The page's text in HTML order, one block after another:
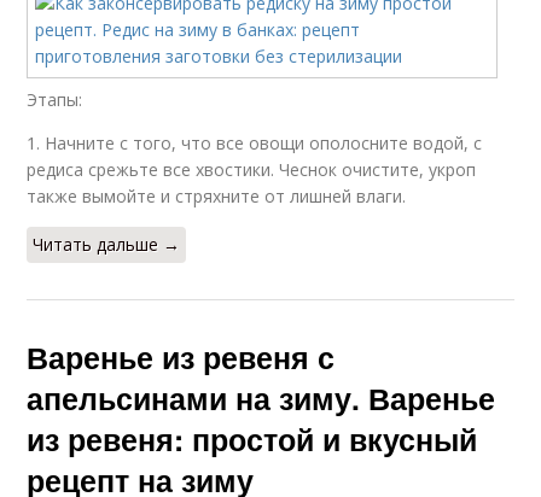
Этапы:
1. Начните с того, что все овощи ополосните водой, с
редиса срежьте все хвостики. Чеснок очистите, укроп
также вымойте и стряхните от лишней влаги.
Читать дальше →
Варенье из ревеня с
апельсинами на зиму. Варенье
из ревеня: простой и вкусный
рецепт на зиму